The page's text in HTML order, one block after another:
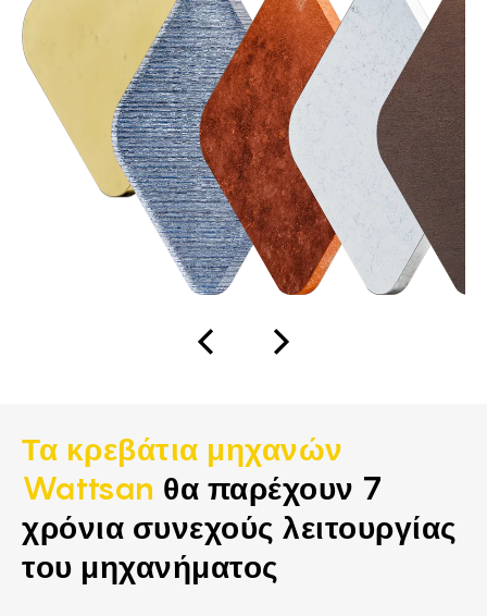
Τα κρεβάτια μηχανών
Wattsan θα παρέχουν 7
χρόνια συνεχούς λειτουργίας
του μηχανήματος